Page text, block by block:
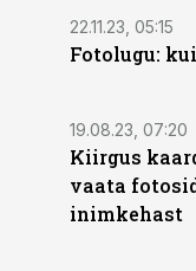
22.11.23, 05:15
Fotolugu:
19.08.23, 07:20
Kiirgus
vaata
inimkehast